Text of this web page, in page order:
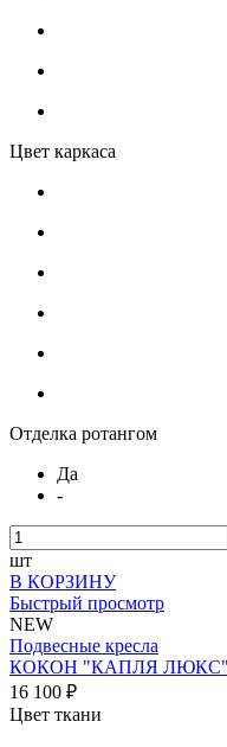
Цвет каркаса
Отделка ротангом
Да
-
шт
В КОРЗИНУ
Быстрый просмотр
NEW
Подвесные кресла
КОКОН "КАПЛЯ ЛЮКС"
16 100 ₽
Цвет ткани